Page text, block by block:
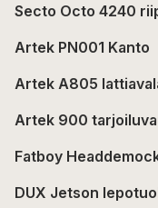
Secto Octo 4240
Artek PN001 Kanto
Artek A805
Artek 900
Fatboy
DUX Jetson